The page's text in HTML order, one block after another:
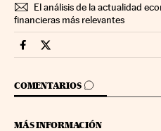
El análisis de la actualidad
financieras más relevantes
Companias Cinco Días en
Companias Cinco Días
COMENTARIOS
IR A LOS COMENTARIOS
MÁS INFORMACIÓN